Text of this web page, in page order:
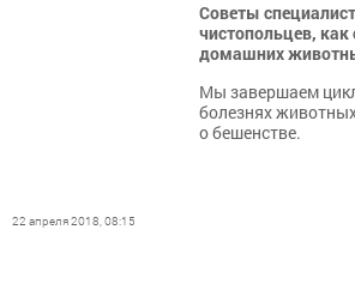
Советы
чистопольцев, как
домашних
Мы завершаем
болезнях
о бешенстве.
22 апреля 2018, 08:15